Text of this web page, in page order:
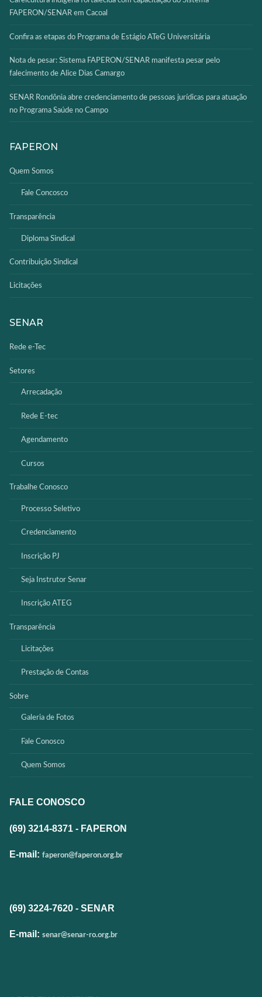
FAPERON/SENAR em Cacoal
Confira as etapas do Programa de Estágio ATeG Universitária
Nota de pesar: Sistema FAPERON/SENAR manifesta pesar pelo
falecimento de Alice Dias Camargo
SENAR Rondônia abre credenciamento de pessoas jurídicas para atuação
no Programa Saúde no Campo
FAPERON
Quem Somos
Fale Concosco
Transparência
Diploma Sindical
Contribuição Sindical
Licitações
SENAR
Rede e-Tec
Setores
Arrecadação
Rede E-tec
Agendamento
Cursos
Trabalhe Conosco
Processo Seletivo
Credenciamento
Inscrição PJ
Seja Instrutor Senar
Inscrição ATEG
Transparência
Licitações
Prestação de Contas
Sobre
Galeria de Fotos
Fale Conosco
Quem Somos
FALE CONOSCO
(69) 3214-8371 - FAPERON
E-mail: faperon@faperon.org.br
(69) 3224-7620 - SENAR
E-mail: senar@senar-ro.org.br